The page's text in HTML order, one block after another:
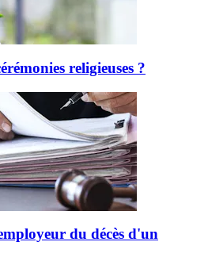
religieuses ?
du décès d'un